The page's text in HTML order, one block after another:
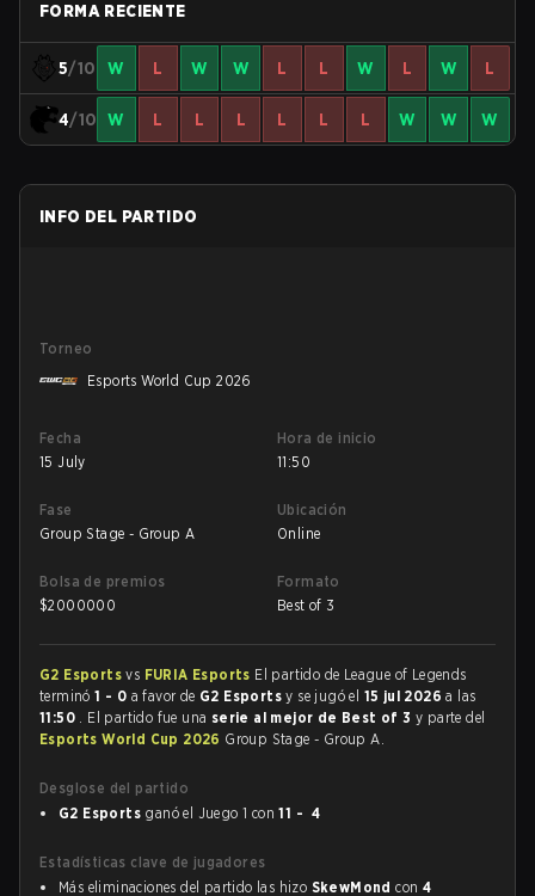
FORMA RECIENTE
5/10 W L W W L L W L W L
4/10 W L L L L L L W W W
INFO DEL PARTIDO
Torneo
Esports World Cup 2026
Fecha
15 July
Hora de inicio
11:50
Fase
Group Stage - Group A
Ubicación
Online
Bolsa de premios
$2000000
Formato
Best of 3
G2 Esportsvs FURIA Esports El partido de League of Legends
terminó1 - 0 a favor de G2 Esportsy se jugó el 15 jul 2026a las
11:50 . El partido fue una serie al mejor de Best of 3y parte del
Esports World Cup 2026 Group Stage - Group A.
Desglose del partido
G2 Esports ganó el Juego 1 con11 - 4
Estadísticas clave de jugadores
Más eliminaciones del partido las hizo SkewMond con 4